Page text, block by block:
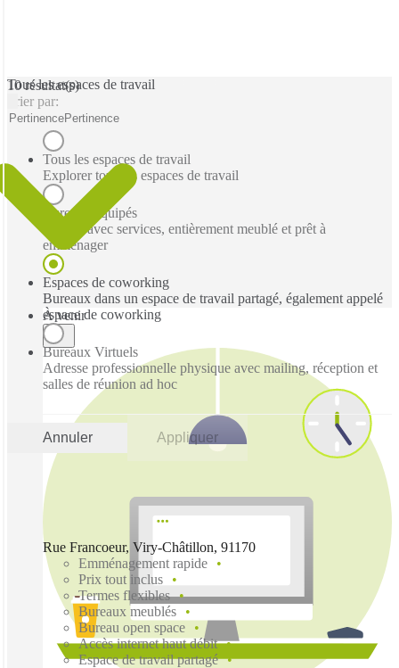
Tous les espaces de travail
Tous les espaces de travail
Explorer tous les espaces de travail
Bureaux équipés
Bureau avec services, entièrement meublé et prêt à
emménager
Espaces de coworking
Bureaux dans un espace de travail partagé, également appelé
espace de coworking
Bureaux Virtuels
Adresse professionnelle physique avec mailing, réception et
salles de réunion ad hoc
Annuler Appliquer
10 résultat(s)
Trier par:
PertinencePertinence
À venir
Rue Francoeur, Viry-Châtillon, 91170
Emménagement rapide
Prix tout inclus
Termes flexibles
Bureaux meublés
Bureau open space
Accès internet haut débit
Espace de travail partagé